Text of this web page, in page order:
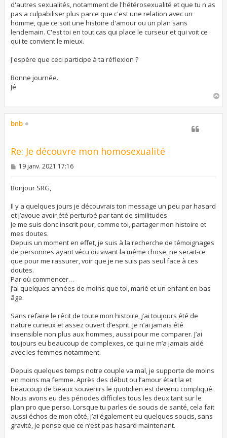
d'autres sexualités, notamment de l'hétérosexualité et que tu n'as
pas a culpabiliser plus parce que c'est une relation avec un
homme, que ce soit une histoire d'amour ou un plan sans
lendemain. C'est toi en tout cas qui place le curseur et qui voit ce
qui te convient le mieux.
J'espère que ceci participe à ta réflexion ?
Bonne journée.
Jé
u
bnb
Re: Je découvre mon homosexualité
M
s
s
e
19 janv. 2021 17:16
Bonjour SRG,
Il y a quelques jours je découvrais ton message un peu par hasard
et j’avoue avoir été perturbé par tant de similitudes
Je me suis donc inscrit pour, comme toi, partager mon histoire et
mes doutes.
Depuis un moment en effet, je suis à la recherche de témoignages
de personnes ayant vécu ou vivant la même chose, ne serait-ce
que pour me rassurer, voir que je ne suis pas seul face à ces
doutes.
Par où commencer…
J’ai quelques années de moins que toi, marié et un enfant en bas
âge.
Sans refaire le récit de toute mon histoire, j’ai toujours été de
nature curieux et assez ouvert d’esprit. Je n’ai jamais été
insensible non plus aux hommes, aussi pour me comparer. J’ai
toujours eu beaucoup de complexes, ce qui ne m’a jamais aidé
avec les femmes notamment.
Depuis quelques temps notre couple va mal, je supporte de moins
en moins ma femme. Après des début ou l’amour était la et
beaucoup de beaux souvenirs le quotidien est devenu compliqué.
Nous avons eu des périodes difficiles tous les deux tant sur le
plan pro que perso. Lorsque tu parles de soucis de santé, cela fait
aussi échos de mon côté, j’ai également eu quelques soucis, sans
gravité, je pense que ce n’est pas hasard maintenant.